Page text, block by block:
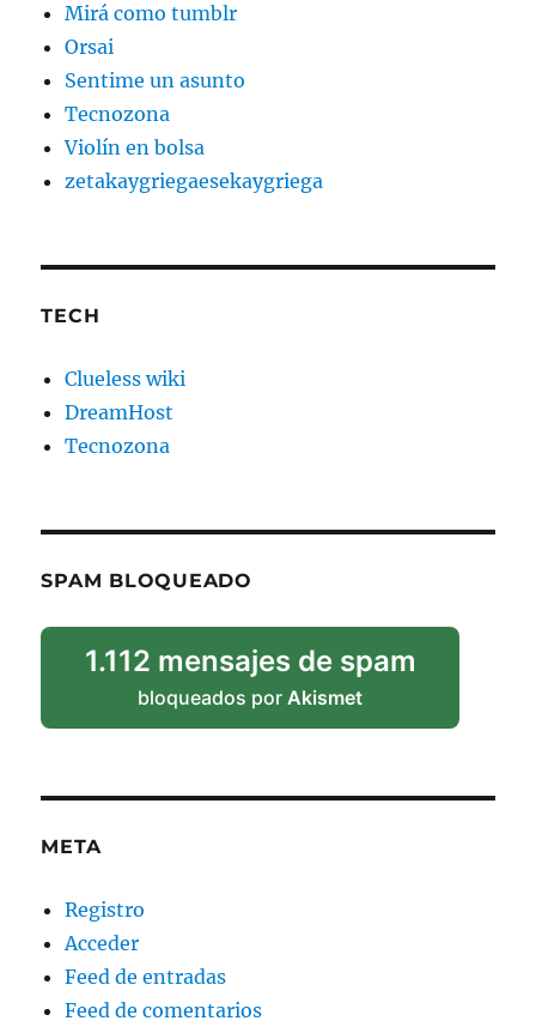
Mirá como tumblr
Orsai
Sentime un asunto
Tecnozona
Violín en bolsa
zetakaygriegaesekaygriega
TECH
Clueless wiki
DreamHost
Tecnozona
SPAM BLOQUEADO
1.112 mensajes de spam
bloqueados porAkismet
META
Registro
Acceder
Feed de entradas
Feed de comentarios